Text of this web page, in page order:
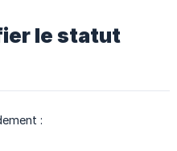
le statut
: